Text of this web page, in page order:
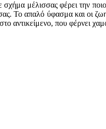
μέλισσας φέρει την
Το απαλό ύφασμα και οι
αντικείμενο, που φέρνει